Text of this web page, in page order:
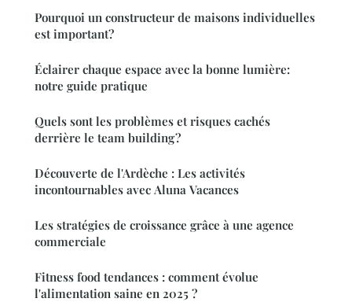
Pourquoi un constructeur de maisons individuelles
est important?
Éclairer chaque espace avec la bonne lumière:
notre guide pratique
Quels sont les problèmes et risques cachés
derrière le team building ?
Découverte de l'Ardèche : Les activités
incontournables avec Aluna Vacances
Les stratégies de croissance grâce à une agence
commerciale
Fitness food tendances : comment évolue
l'alimentation saine en 2025 ?